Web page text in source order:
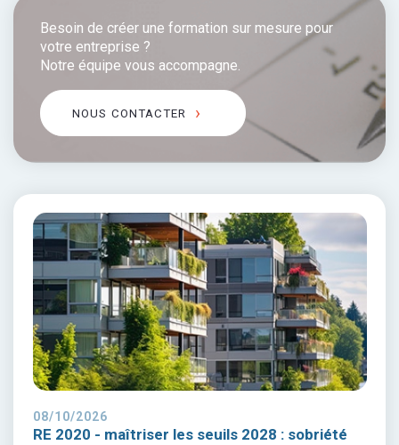
Besoin de créer une formation sur mesure pour
votre entreprise ?
Notre équipe vous accompagne.
NOUS CONTACTER
08/10/2026
RE 2020 - maîtriser les seuils 2028 : sobriété